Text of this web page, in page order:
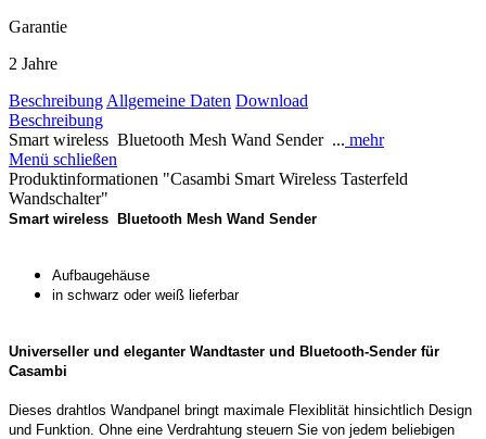
Garantie
2 Jahre
Beschreibung Allgemeine Daten Download
Beschreibung
Smart wireless Bluetooth Mesh Wand Sender ... mehr
Menü schließen
Produktinformationen "Casambi Smart Wireless Tasterfeld
Wandschalter"
Smart wireless Bluetooth Mesh Wand Sender
Aufbaugehäuse
in schwarz oder weiß lieferbar
Universeller und eleganter Wandtaster und Bluetooth-Sender für
Casambi
Dieses drahtlos Wandpanel bringt maximale Flexiblität hinsichtlich Design
und Funktion. Ohne eine Verdrahtung steuern Sie von jedem beliebigen